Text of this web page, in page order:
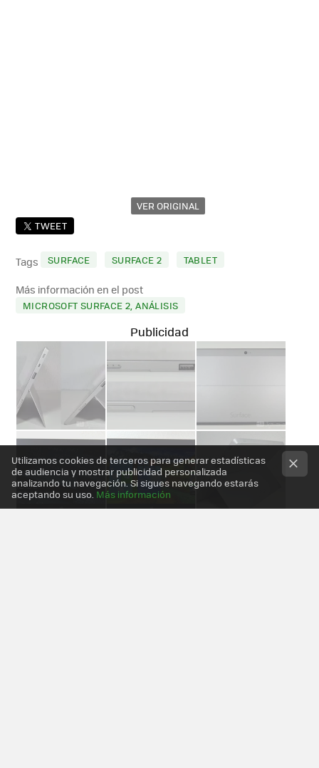
VER ORIGINAL
TWEET
Tags SURFACE SURFACE 2 TABLET
Más información en el post
MICROSOFT SURFACE 2, ANÁLISIS
Utilizamos cookies de terceros para generar estadísticas
de audiencia y mostrar publicidad personalizada
analizando tu navegación. Si sigues navegando estarás
aceptando su uso. Más información